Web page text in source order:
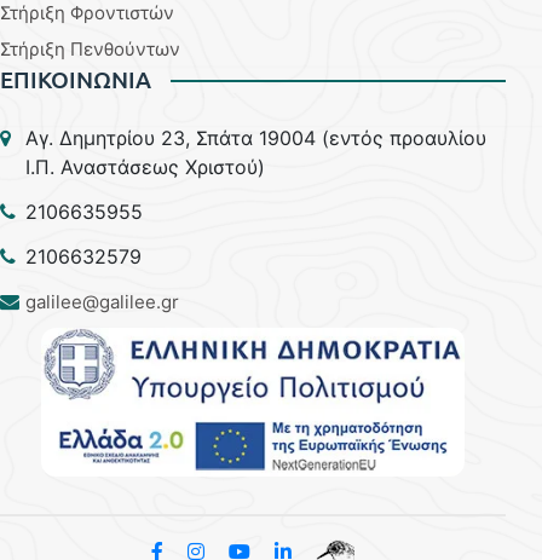
Στήριξη Φροντιστών
Στήριξη Πενθούντων
ΕΠΙΚΟΙΝΩΝΙΑ
Aγ. Δημητρίου 23, Σπάτα 19004 (εντός προαυλίου
Ι.Π. Αναστάσεως Χριστού)
2106635955
2106632579
galilee@galilee.gr